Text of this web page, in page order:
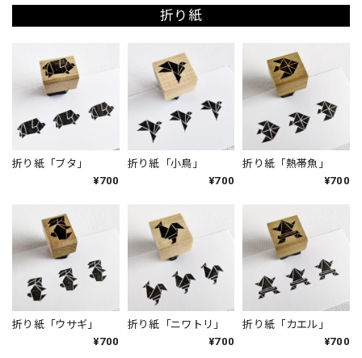
折り紙
折り紙「ブタ」
¥700
折り紙「小鳥」
¥700
折り紙「熱帯魚」
¥700
折り紙「ウサギ」
¥700
折り紙「ニワトリ」
¥700
折り紙「カエル」
¥700